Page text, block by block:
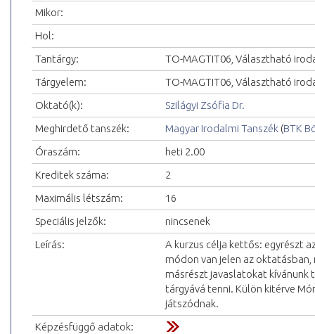
Mikor:
Hol:
Tantárgy:
TO-MAGTIT06, Választható
Tárgyelem:
TO-MAGTIT06, Választható
Oktató(k):
Szilágyi Zsófia Dr.
Meghirdető tanszék:
Magyar Irodalmi Tanszék (BTK
Óraszám:
heti 2.00
Kreditek száma:
2
Maximális létszám:
16
Speciális jelzők:
nincsenek
Leírás:
A kurzus célja kettős: egyrészt
módon van jelen az
másrészt javaslatokat kívánunk
tárgyává tenni. Külön kitérve
játszódnak.
Képzésfüggő adatok: